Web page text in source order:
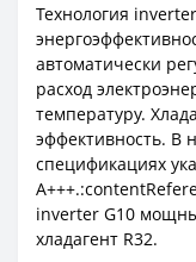
Технология
автоматически
расход
температуру.
эффективность. В
спецификациях
inverter G10
хладагент R32.